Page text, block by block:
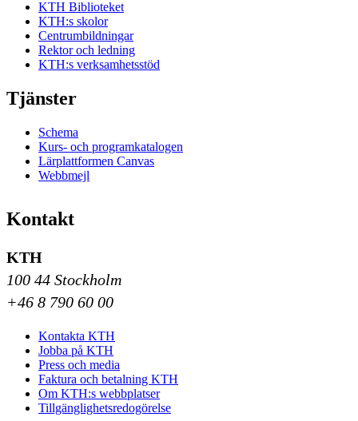
KTH Biblioteket
KTH:s skolor
Centrumbildningar
Rektor och ledning
KTH:s verksamhetsstöd
Tjänster
Schema
Kurs- och programkatalogen
Lärplattformen Canvas
Webbmejl
Kontakt
KTH
100 44 Stockholm
+46 8 790 60 00
Kontakta KTH
Jobba på KTH
Press och media
Faktura och betalning KTH
Om KTH:s webbplatser
Tillgänglighetsredogörelse